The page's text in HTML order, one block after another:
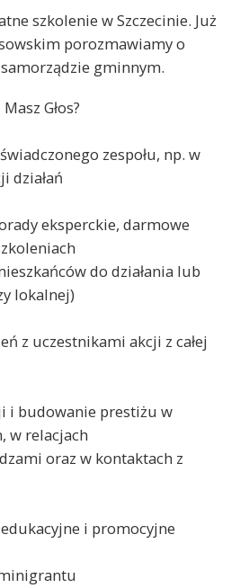
szkolenie w Szczecinie. Już
porozmawiamy o
gminnym.
Głos?
zespołu, np. w
działań
eksperckie, darmowe
do działania lub
lokalnej)
z uczestnikami akcji z całej
i budowanie prestiżu w
w relacjach
oraz w kontaktach z
edukacyjne i promocyjne